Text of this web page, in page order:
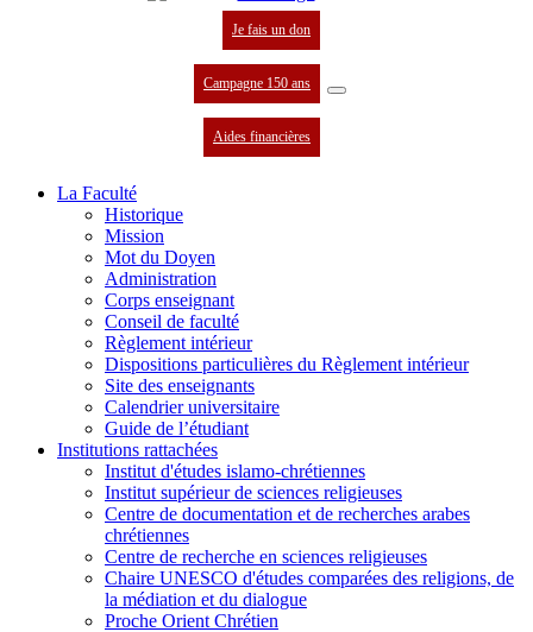
Je fais un don
Campagne 150 ans
Aides financières
La Faculté
Historique
Mission
Mot du Doyen
Administration
Corps enseignant
Conseil de faculté
Règlement intérieur
Dispositions particulières du Règlement intérieur
Site des enseignants
Calendrier universitaire
Guide de l’étudiant
Institutions rattachées
Institut d'études islamo-chrétiennes
Institut supérieur de sciences religieuses
Centre de documentation et de recherches arabes
chrétiennes
Centre de recherche en sciences religieuses
Chaire UNESCO d'études comparées des religions, de
la médiation et du dialogue
Proche Orient Chrétien